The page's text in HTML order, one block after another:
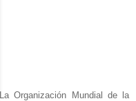
La Organización Mundial de la